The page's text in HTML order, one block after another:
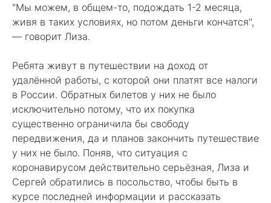
"Мы можем, в общем-то, подождать 1-2 месяца,
живя в таких условиях, но потом деньги кончатся",
— говорит Лиза.
Ребята живут в путешествии на доход от
удалённой работы, с которой они платят все налоги
в России. Обратных билетов у них не было
исключительно потому, что их покупка
существенно ограничила бы свободу
передвижения, да и планов закончить путешествие
у них не было. Поняв, что ситуация с
коронавирусом действительно серьёзная, Лиза и
Сергей обратились в посольство, чтобы быть в
курсе последней информации и рассказать